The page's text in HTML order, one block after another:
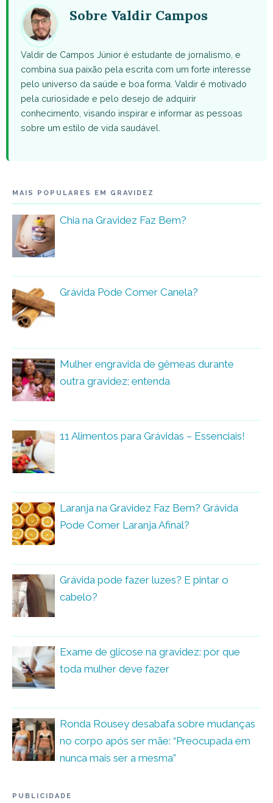
Sobre Valdir Campos
Valdir de Campos Júnior é estudante de jornalismo, e
combina sua paixão pela escrita com um forte interesse
pelo universo da saúde e boa forma. Valdir é motivado
pela curiosidade e pelo desejo de adquirir
conhecimento, visando inspirar e informar as pessoas
sobre um estilo de vida saudável.
MAIS POPULARES EM GRAVIDEZ
Chia na Gravidez Faz Bem?
Grávida Pode Comer Canela?
Mulher engravida de gêmeas durante
outra gravidez; entenda
11 Alimentos para Grávidas – Essenciais!
Laranja na Gravidez Faz Bem? Grávida
Pode Comer Laranja Afinal?
Grávida pode fazer luzes? E pintar o
cabelo?
Exame de glicose na gravidez: por que
toda mulher deve fazer
Ronda Rousey desabafa sobre mudanças
no corpo após ser mãe: “Preocupada em
nunca mais ser a mesma”
PUBLICIDADE